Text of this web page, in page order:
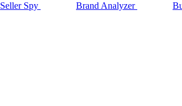
Seller Spy Brand Analyzer